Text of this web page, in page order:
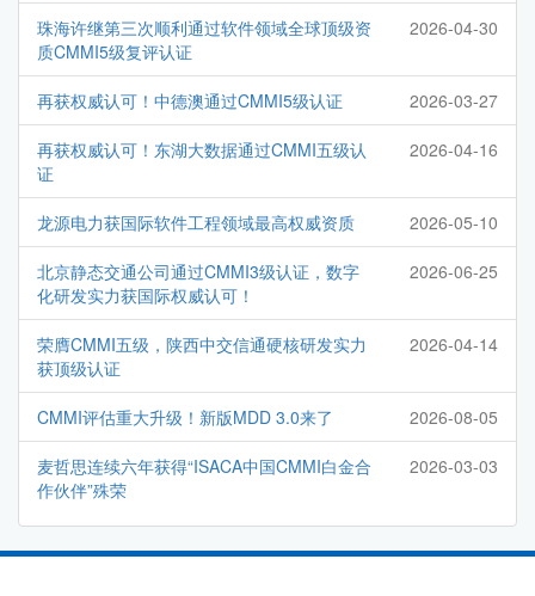
珠海许继第三次顺利通过软件领域全球顶级资
质CMMI5级复评认证
2026-04-30
再获权威认可！中德澳通过CMMI5级认证 2026-03-27
再获权威认可！东湖大数据通过CMMI五级认
证
2026-04-16
龙源电力获国际软件工程领域最高权威资质 2026-05-10
北京静态交通公司通过CMMI3级认证，数字
化研发实力获国际权威认可！
2026-06-25
荣膺CMMI五级，陕西中交信通硬核研发实力
获顶级认证
2026-04-14
CMMI评估重大升级！新版MDD 3.0来了 2026-08-05
麦哲思连续六年获得“ISACA中国CMMI白金合
作伙伴”殊荣
2026-03-03